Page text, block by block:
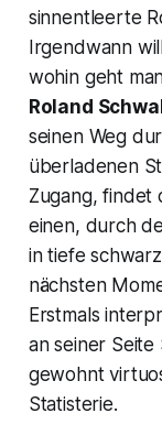
sinnentleerte
Irgendwann
wohin geht
Roland
seinen Weg
überladenen
Zugang, findet
einen, durch
in tiefe
nächsten
Erstmals
an seiner
gewohnt
Statisterie.